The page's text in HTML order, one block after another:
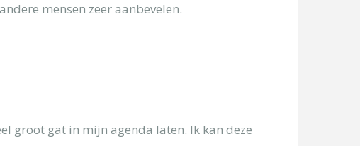
mensen zeer aanbevelen.
groot gat in mijn agenda laten. Ik kan deze